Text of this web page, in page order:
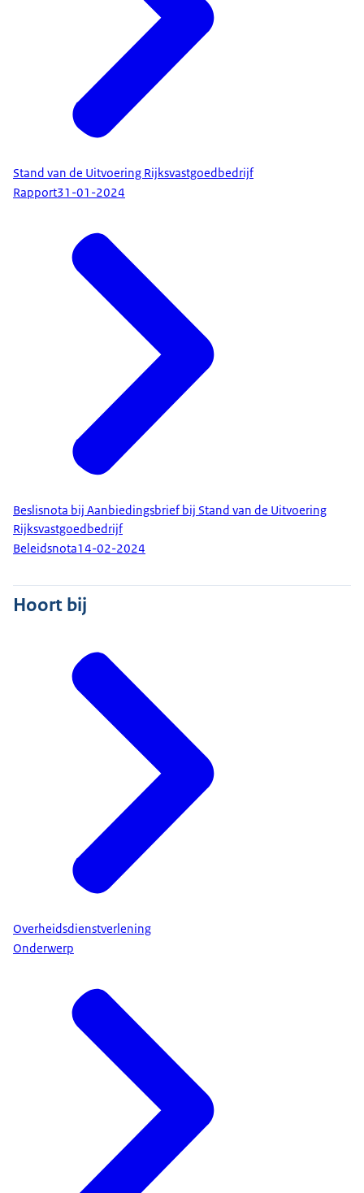
Stand van de Uitvoering Rijksvastgoedbedrijf
Rapport31-01-2024
Beslisnota bij Aanbiedingsbrief bij Stand van de Uitvoering
Rijksvastgoedbedrijf
Beleidsnota14-02-2024
Hoort bij
Overheidsdienstverlening
Onderwerp